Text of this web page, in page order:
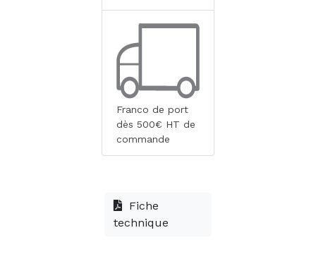
Franco de port
dès 500€ HT de
commande
Fiche
technique